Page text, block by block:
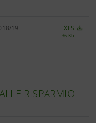
19 XLS
36 Kb
E RISPARMIO